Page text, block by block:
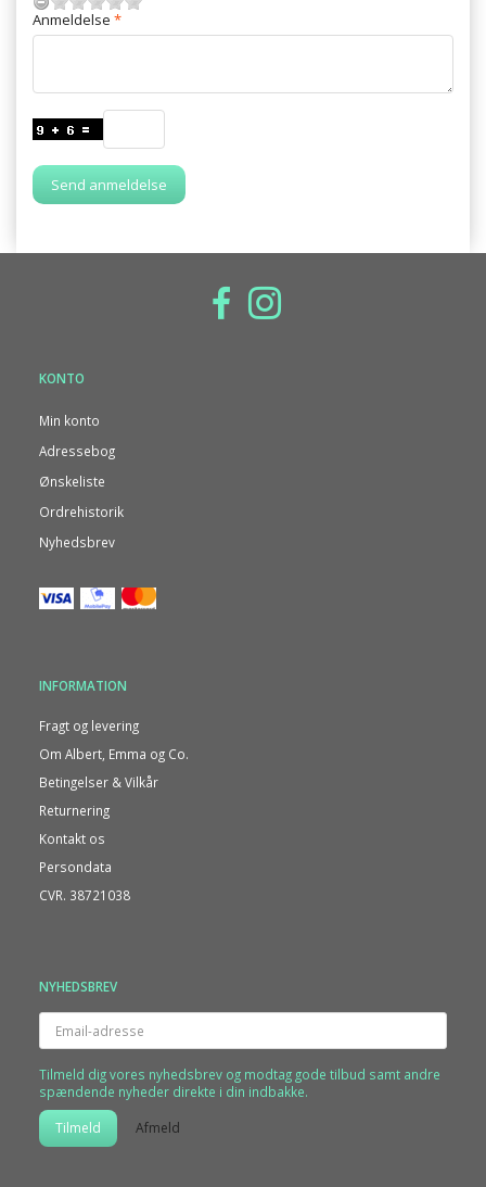
Anmeldelse
Send anmeldelse
KONTO
Min konto
Adressebog
Ønskeliste
Ordrehistorik
Nyhedsbrev
INFORMATION
Fragt og levering
Om Albert, Emma og Co.
Betingelser & Vilkår
Returnering
Kontakt os
Persondata
CVR. 38721038
NYHEDSBREV
Email-
adresse
Tilmeld dig vores nyhedsbrev og modtag gode tilbud samt andre
spændende nyheder direkte i din indbakke.
Tilmeld Afmeld